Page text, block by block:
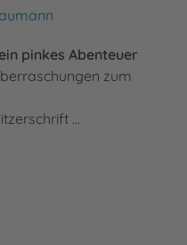
pinkes Abenteuer
zum
…